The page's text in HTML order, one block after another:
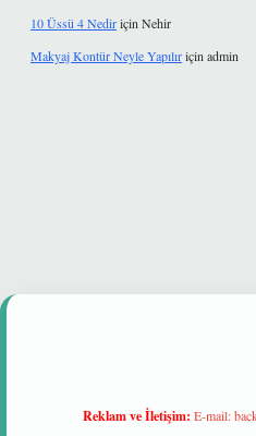
10 Üssü 4 Nediriçin Nehir
Makyaj Kontür Neyle Yapılıriçin admin
güvenilir mi
Reklam ve İletişim: E-mail: